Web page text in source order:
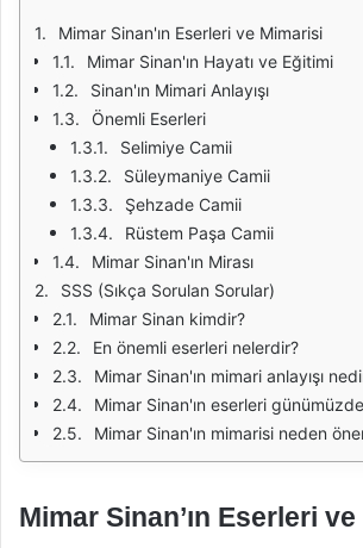
Mimar Sinan'ın Eserleri ve Mimarisi
Mimar Sinan'ın Hayatı ve Eğitimi
Sinan'ın Mimari Anlayışı
Önemli Eserleri
Selimiye Camii
Süleymaniye Camii
Şehzade Camii
Rüstem Paşa Camii
Mimar Sinan'ın Mirası
SSS (Sıkça Sorulan Sorular)
Mimar Sinan kimdir?
En önemli eserleri nelerdir?
Mimar Sinan'ın mimari anlayışı
Mimar Sinan'ın eserleri günümüzde
Mimar Sinan'ın mimarisi neden
Mimar Sinan’ın Eserleri